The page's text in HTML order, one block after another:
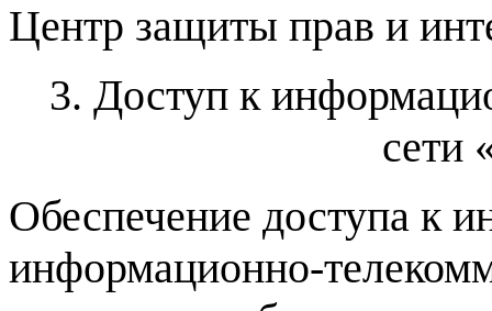
Центр защиты прав и
3. Доступ к
сети
Обеспечение доступа к
информационно-